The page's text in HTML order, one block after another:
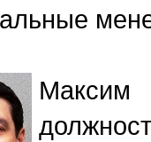
Максим